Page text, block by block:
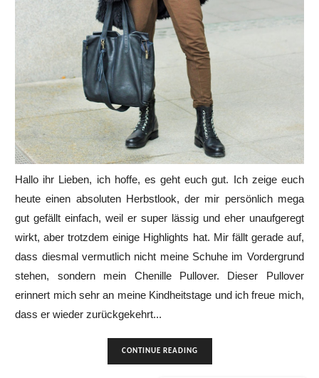
Hallo ihr Lieben, ich hoffe, es geht euch gut. Ich zeige euch
heute einen absoluten Herbstlook, der mir persönlich mega
gut gefällt einfach, weil er super lässig und eher unaufgeregt
wirkt, aber trotzdem einige Highlights hat. Mir fällt gerade auf,
dass diesmal vermutlich nicht meine Schuhe im Vordergrund
stehen, sondern mein Chenille Pullover. Dieser Pullover
erinnert mich sehr an meine Kindheitstage und ich freue mich,
dass er wieder zurückgekehrt...
CONTINUE READING